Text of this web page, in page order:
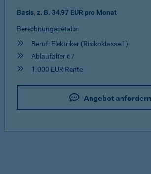
Basis, z. B. 34,97 EUR pro Monat
Berechnungsdetails:
Beruf: Elektriker (Risikoklasse 1)
Ablaufalter 67
1.000 EUR Rente
Angebot anfordern